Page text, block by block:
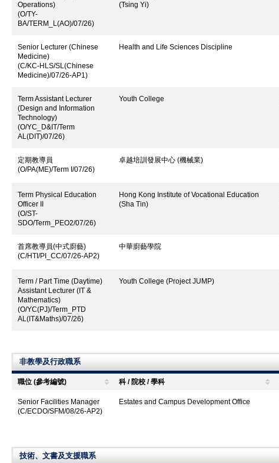
Operations)
(O/TY-
BA/TERM_L(AO)/07/26)
(Tsing Yi)
Senior Lecturer (Chinese
Medicine)
(C/KC-HLS/SL(Chinese
Medicine)/07/26-AP1)
Health and Life Sciences Discipline
Term Assistant Lecturer
(Design and Information
Technology)
(O/YC_D&IT/Term
AL(DIT)/07/26)
Youth College
定期教導員
(O/PA(ME)/Term I/07/26)
卓越培訓發展中心 (機械業)
Term Physical Education
Officer II
(O/ST-
SDO/Term_PEO2/07/26)
Hong Kong Institute of Vocational Education
(Sha Tin)
首席教導員(中式廚藝)
(C/HTI/PI_CC/07/26-AP2)
中華廚藝學院
Term / Part Time (Daytime)
Assistant Lecturer (IT &
Mathematics)
(O/YC(PJ)/Term_PTD
AL(IT&Maths)/07/26)
Youth College (Project JUMP)
非教學及行政職系
職位 (參考編號) 科 / 院校 / 學科
Senior Facilities Manager
(C/ECDO/SFM/08/26-AP2)
Estates and Campus Development Office
技術、文書及支援職系